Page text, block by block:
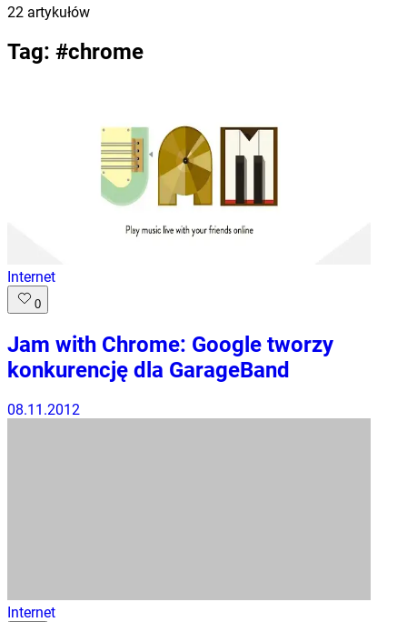
22 artykułów
Tag: #chrome
Internet
0
Jam with Chrome: Google tworzy
konkurencję dla GarageBand
08.11.2012
Internet